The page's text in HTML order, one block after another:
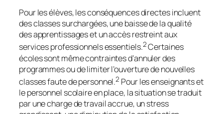
Pour les élèves, les conséquences directes incluent
des classes surchargées, une baisse de la qualité
des apprentissages et un accès restreint aux
services professionnels essentiels.2Certaines
écoles sont même contraintes d’annuler des
programmes ou de limiter l’ouverture de nouvelles
classes faute de personnel.2 Pour les enseignants et
le personnel scolaire en place, la situation se traduit
par une charge de travail accrue, un stress